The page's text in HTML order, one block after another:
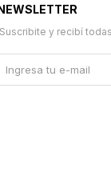
y recibí